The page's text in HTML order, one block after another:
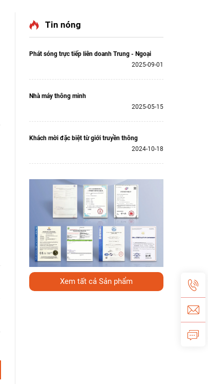
Tin nóng
Phát sóng trực tiếp liên doanh Trung - Ngoại
2025-09-01
Nhà máy thông minh
2025-05-15
Khách mời đặc biệt từ giới truyền thông
2024-10-18
Xem tất cả Sản phẩm